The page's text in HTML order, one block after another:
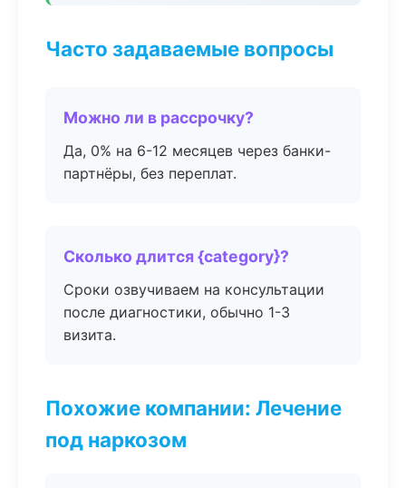
Часто задаваемые вопросы
Можно ли в рассрочку?
Да, 0% на 6-12 месяцев через банки-
партнёры, без переплат.
Сколько длится {category}?
Сроки озвучиваем на консультации
после диагностики, обычно 1-3
визита.
Похожие компании: Лечение
под наркозом